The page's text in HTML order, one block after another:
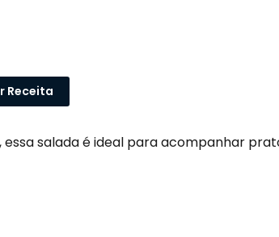
Receita
salada é ideal para acompanhar